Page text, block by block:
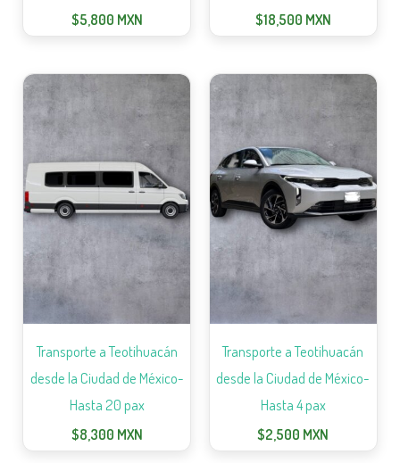
$5,800 MXN $18,500 MXN
Transporte a Teotihuacán
desde la Ciudad de México-
Hasta 20 pax
$8,300 MXN
Transporte a Teotihuacán
desde la Ciudad de México-
Hasta 4 pax
$2,500 MXN